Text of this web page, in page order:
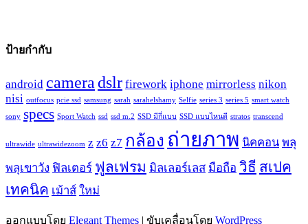
ป้ายกำกับ
android camera dslr firework iphone mirrorless nikon
nisi outfocus pcie ssd samsung sarah sarahelshamy Selfie series 3 series 5 smart watch
sony specs Sport Watch ssd ssd m.2 SSD มีกี่แบบ SSD แบบไหนดี stratos transcend
ultrawide ultrawidezoom z z6 z7 กล้อง ถ่ายภาพ นิคคอน พลุ
พลุเขาวัง ฟิลเตอร์ ฟูลเฟรม มิลเลอร์เลส มือถือ วิธี สเปค
เทคนิค เม้าส์ ใหม่
ออกแบบโดย Elegant Themes | ขับเคลื่อนโดย WordPress